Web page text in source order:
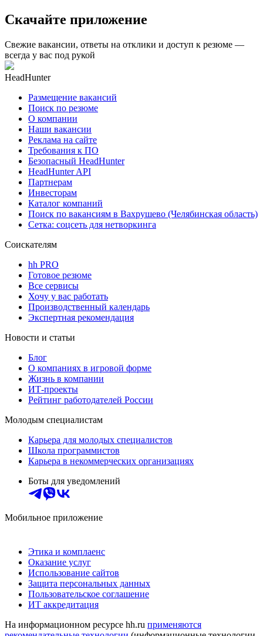
Скачайте приложение
Свежие вакансии, ответы на отклики и доступ к резюме —
всегда у вас под рукой
HeadHunter
Размещение вакансий
Поиск по резюме
О компании
Наши вакансии
Реклама на сайте
Требования к ПО
Безопасный HeadHunter
HeadHunter API
Партнерам
Инвесторам
Каталог компаний
Поиск по вакансиям в Вахрушево (Челябинская область)
Сетка: соцсеть для нетворкинга
Соискателям
hh PRO
Готовое резюме
Все сервисы
Хочу у вас работать
Производственный календарь
Экспертная рекомендация
Новости и статьи
Блог
О компаниях в игровой форме
Жизнь в компании
ИТ-проекты
Рейтинг работодателей России
Молодым специалистам
Карьера для молодых специалистов
Школа программистов
Карьера в некоммерческих организациях
Боты для уведомлений
Мобильное приложение
Этика и комплаенс
Оказание услуг
Использование сайтов
Защита персональных данных
Пользовательское соглашение
ИТ аккредитация
На информационном ресурсе hh.ru применяются